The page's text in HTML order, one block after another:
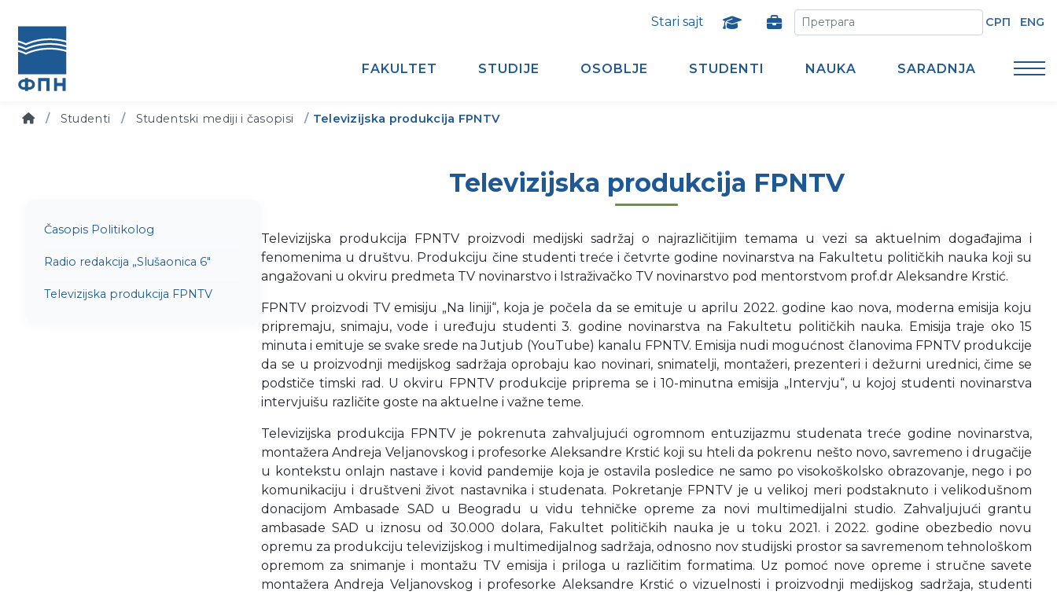
Stari sajt СРП ENG
FAKULTET STUDIJE OSOBLJE STUDENTI NAUKA SARADNJA
Studenti Studentski mediji i časopisi Televizijska produkcija FPNTV
Časopis Politikolog
Radio redakcija „Slušaonica 6"
Televizijska produkcija FPNTV
Televizijska produkcija FPNTV
Televizijska produkcija FPNTV proizvodi medijski sadržaj o najrazličitijim temama u vezi sa aktuelnim događajima i
fenomenima u društvu. Produkciju čine studenti treće i četvrte godine novinarstva na Fakultetu političkih nauka koji su
angažovani u okviru predmeta TV novinarstvo i Istraživačko TV novinarstvo pod mentorstvom prof.dr Aleksandre Krstić.
FPNTV proizvodi TV emisiju „Na liniji“, koja je počela da se emituje u aprilu 2022. godine kao nova, moderna emisija koju
pripremaju, snimaju, vode i uređuju studenti 3. godine novinarstva na Fakultetu političkih nauka. Emisija traje oko 15
minuta i emituje se svake srede na Jutjub (YouTube) kanalu FPNTV. Emisija nudi mogućnost članovima FPNTV produkcije
da se u proizvodnji medijskog sadržaja oprobaju kao novinari, snimatelji, montažeri, prezenteri i dežurni urednici, čime se
podstiče timski rad. U okviru FPNTV produkcije priprema se i 10-minutna emisija „Intervju“, u kojoj studenti novinarstva
intervjuišu različite goste na aktuelne i važne teme.
Televizijska produkcija FPNTV je pokrenuta zahvaljujući ogromnom entuzijazmu studenata treće godine novinarstva,
montažera Andreja Veljanovskog i profesorke Aleksandre Krstić koji su hteli da pokrenu nešto novo, savremeno i drugačije
u kontekstu onlajn nastave i kovid pandemije koja je ostavila posledice ne samo po visokoškolsko obrazovanje, nego i po
komunikaciju i društveni život nastavnika i studenata. Pokretanje FPNTV je u velikoj meri podstaknuto i velikodušnom
donacijom Ambasade SAD u Beogradu u vidu tehničke opreme za novi multimedijalni studio. Zahvaljujući grantu
ambasade SAD u iznosu od 30.000 dolara, Fakultet političkih nauka je u toku 2021. i 2022. godine obezbedio novu
opremu za produkciju televizijskog i multimedijalnog sadržaja, odnosno nov studijski prostor sa savremenom tehnološkom
opremom za snimanje i montažu TV emisija i priloga u različitim formatima. Uz pomoć nove opreme i stručne savete
montažera Andreja Veljanovskog i profesorke Aleksandre Krstić o vizuelnosti i proizvodnji medijskog sadržaja, studenti